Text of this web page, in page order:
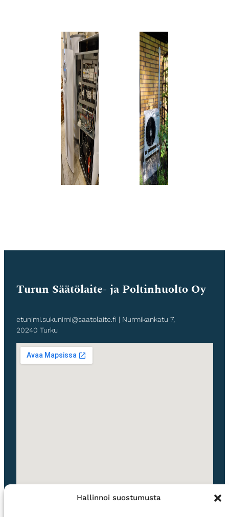
Hallinnoi suostumusta
Turun Säätölaite- ja Poltinhuolto Oy
etunimi.sukunimi@saatolaite.fi | Nurmikankatu 7,
20240 Turku